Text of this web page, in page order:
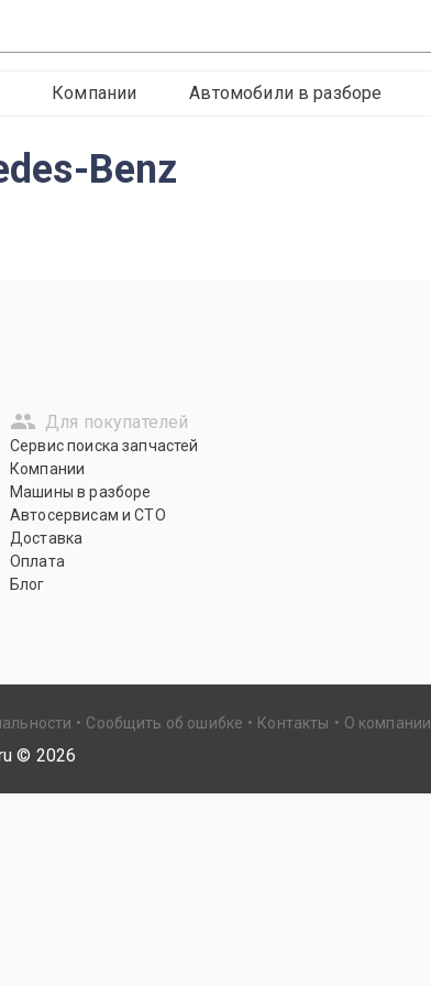
Компании Автомобили в разборе
Benz
Для покупателей
Сервис поиска запчастей
Компании
Машины в разборе
Автосервисам и СТО
Доставка
Оплата
Блог
Сообщить об ошибке Контакты О компании
© 2026